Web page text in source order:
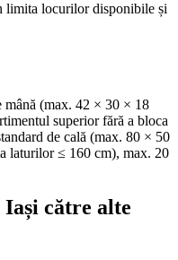
limita locurilor disponibile și
mână (max. 42 × 30 × 18
superior fără a bloca
de cală (max. 80 × 50
laturilor ≤ 160 cm), max. 20
către alte